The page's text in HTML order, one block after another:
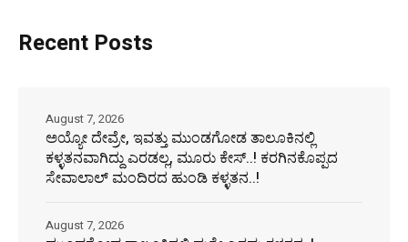
Recent Posts
ಅಯ್ಯೋ ದೇವ್ರೇ, ಇವತ್ತು ಮುಂಡಗೋಡ ತಾಲೂಕಿನಲ್ಲಿ
ಕಳ್ಳತನವಾಗಿದ್ದು ಎರಡಲ್ಲ, ಮೂರು ಕೇಸ್..! ಕರಗಿನಕೊಪ್ಪದ
ಸೇವಾಲಾಲ್ ಮಂದಿರದ ಹುಂಡಿ ಕಳ್ಳತನ..!
August 7, 2026
August 7, 2026